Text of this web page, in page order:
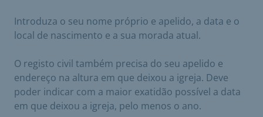
Introduza o seu nome próprio e apelido, a data e o
local de nascimento e a sua morada atual.
O registo civil também precisa do seu apelido e
endereço na altura em que deixou a igreja. Deve
poder indicar com a maior exatidão possível a data
em que deixou a igreja, pelo menos o ano.